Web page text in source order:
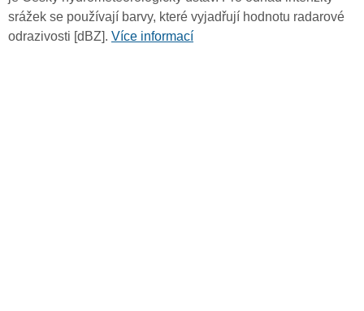
srážek se používají barvy, které vyjadřují hodnotu radarové
odrazivosti [dBZ]. Více informací